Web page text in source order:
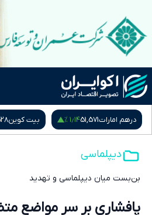
درهم امارات51,571۱٫۱۴ % بیت کوین
دیپلماسی
بن‌بست میان دیپلماسی و تهدید
پافشاری بر سر مواضع